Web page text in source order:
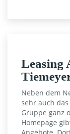
Leasing
Neben dem
sehr auch das
Gruppe ganz
Homepage